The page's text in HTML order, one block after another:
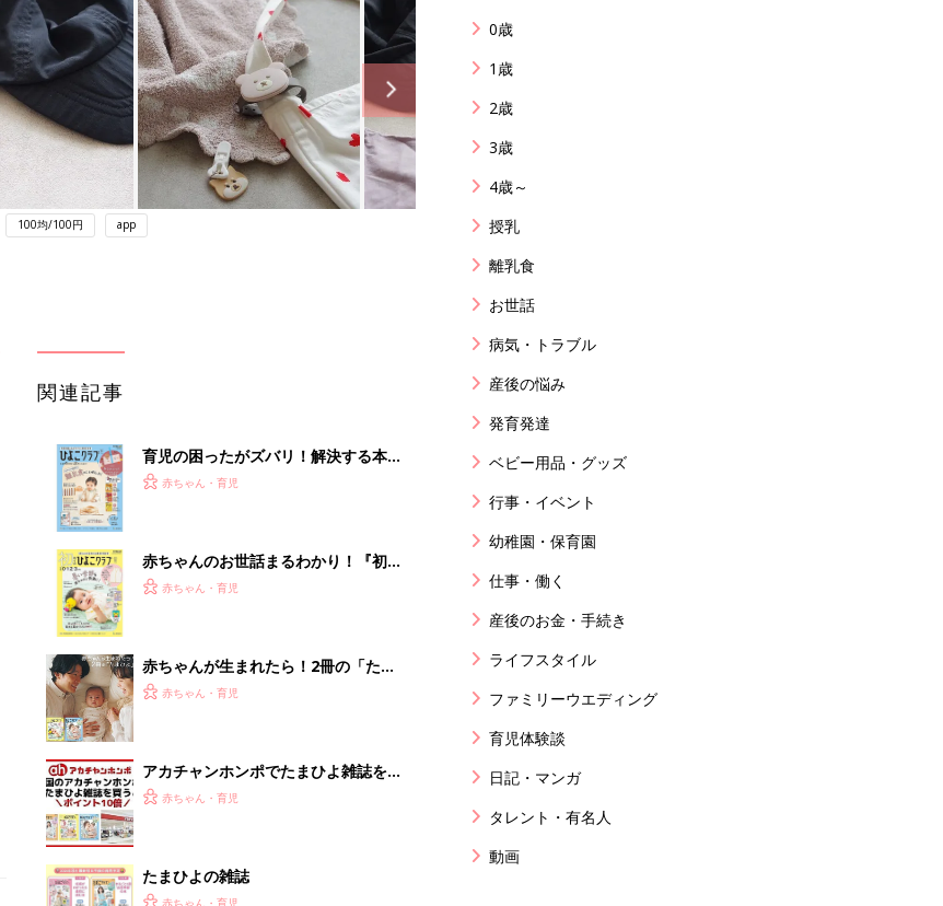
100均/100円 app
関連記事
育児の困ったがズバリ！解決する本
『ひよこクラブ 秋号』 4カ月～2才
赤ちゃん・育児
赤ちゃんのお世話まるわかり！『初め
てのひよこクラブ 夏号』〈巻頭大特
赤ちゃん・育児
赤ちゃんが生まれたら！2冊の「たま
ひよ」
赤ちゃん・育児
アカチャンホンポでたまひよ雑誌を買
うとポイント10倍【期間限定】
赤ちゃん・育児
たまひよの雑誌
赤ちゃん・育児
0歳
1歳
2歳
3歳
4歳～
授乳
離乳食
お世話
病気・トラブル
産後の悩み
発育発達
ベビー用品・グッズ
行事・イベント
幼稚園・保育園
仕事・働く
産後のお金・手続き
ライフスタイル
ファミリーウエディング
育児体験談
日記・マンガ
タレント・有名人
動画